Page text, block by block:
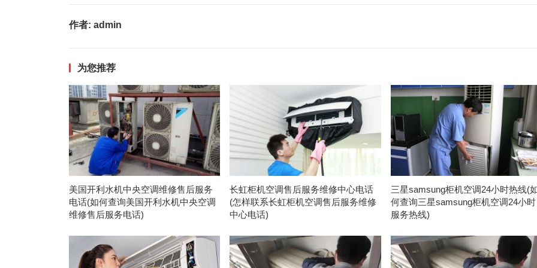
作者: admin
为您推荐
美国开利水机中央空调维修售后服务
电话(如何查询美国开利水机中央空调
维修售后服务电话)
长虹柜机空调售后服务维修中心电话
(怎样联系长虹柜机空调售后服务维修
中心电话)
三星samsung柜机空调24小时热线(
何查询三星samsung柜机空调24小时
服务热线)